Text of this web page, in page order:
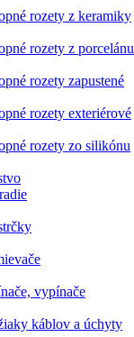
rozety z keramiky
rozety z porcelánu
rozety zapustené
rozety exteriérové
rozety zo silikónu
vypínače
káblov a úchyty